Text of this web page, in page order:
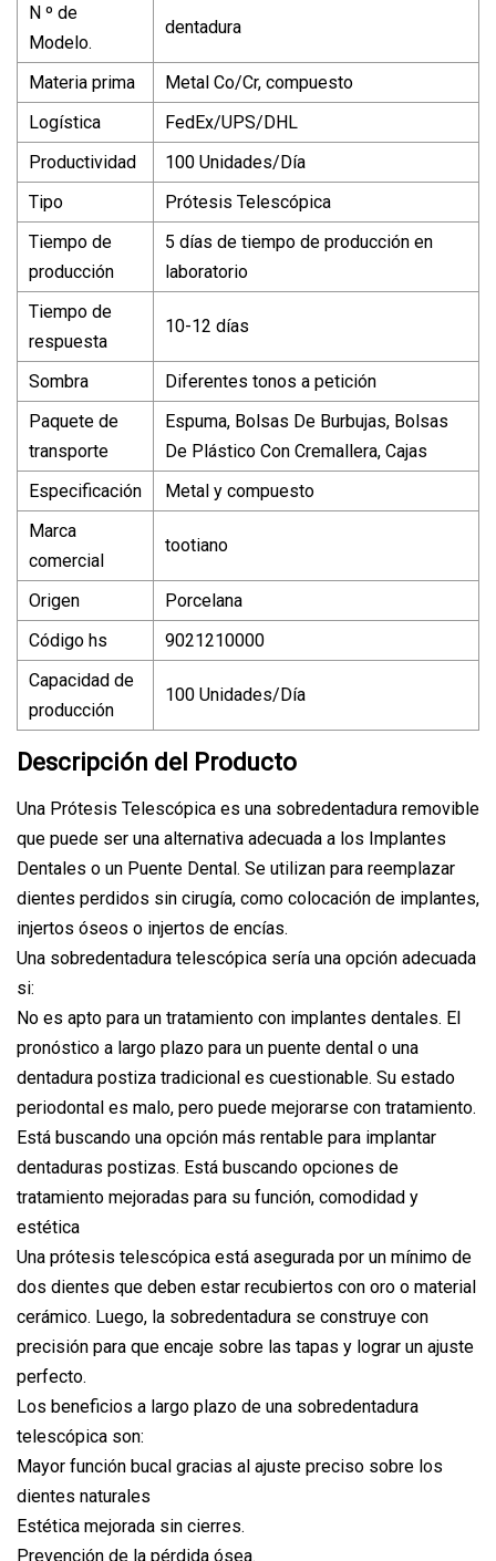
N º de
Modelo.
dentadura
Materia prima
Metal Co/Cr, compuesto
Logística
FedEx/UPS/DHL
Productividad
100 Unidades/Día
Tipo
Prótesis Telescópica
Tiempo de
producción
5 días de tiempo de producción en
laboratorio
Tiempo de
respuesta
10-12 días
Sombra
Diferentes tonos a petición
Paquete de
transporte
Espuma, Bolsas De Burbujas, Bolsas
De Plástico Con Cremallera, Cajas
Especificación
Metal y compuesto
Marca
comercial
tootiano
Origen
Porcelana
Código hs
9021210000
Capacidad de
producción
100 Unidades/Día
Descripción del Producto
Una Prótesis Telescópica es una sobredentadura removible
que puede ser una alternativa adecuada a los Implantes
Dentales o un Puente Dental. Se utilizan para reemplazar
dientes perdidos sin cirugía, como colocación de implantes,
injertos óseos o injertos de encías.
Una sobredentadura telescópica sería una opción adecuada
si:
No es apto para un tratamiento con implantes dentales. El
pronóstico a largo plazo para un puente dental o una
dentadura postiza tradicional es cuestionable. Su estado
periodontal es malo, pero puede mejorarse con tratamiento.
Está buscando una opción más rentable para implantar
dentaduras postizas. Está buscando opciones de
tratamiento mejoradas para su función, comodidad y
estética
Una prótesis telescópica está asegurada por un mínimo de
dos dientes que deben estar recubiertos con oro o material
cerámico. Luego, la sobredentadura se construye con
precisión para que encaje sobre las tapas y lograr un ajuste
perfecto.
Los beneficios a largo plazo de una sobredentadura
telescópica son:
Mayor función bucal gracias al ajuste preciso sobre los
dientes naturales
Estética mejorada sin cierres.
Prevención de la pérdida ósea.